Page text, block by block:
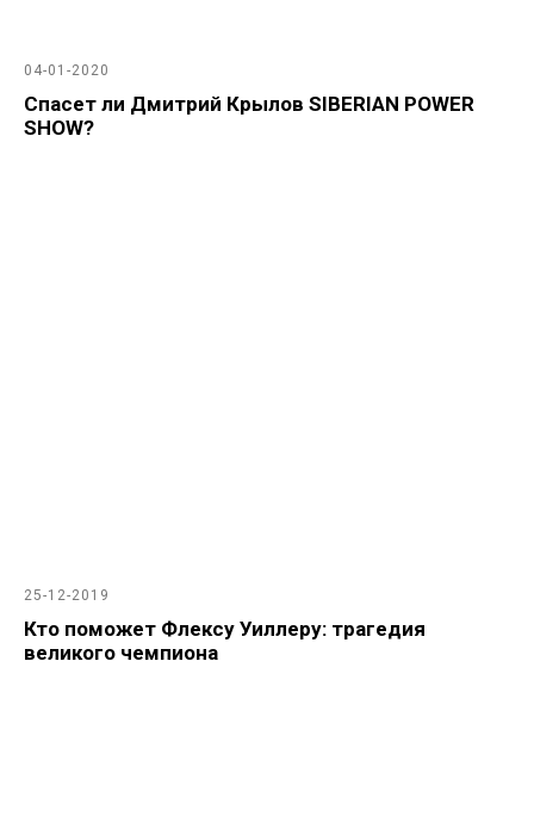
04-01-2020
Спасет ли Дмитрий Крылов SIBERIAN POWER
SHOW?
25-12-2019
Кто поможет Флексу Уиллеру: трагедия
великого чемпиона